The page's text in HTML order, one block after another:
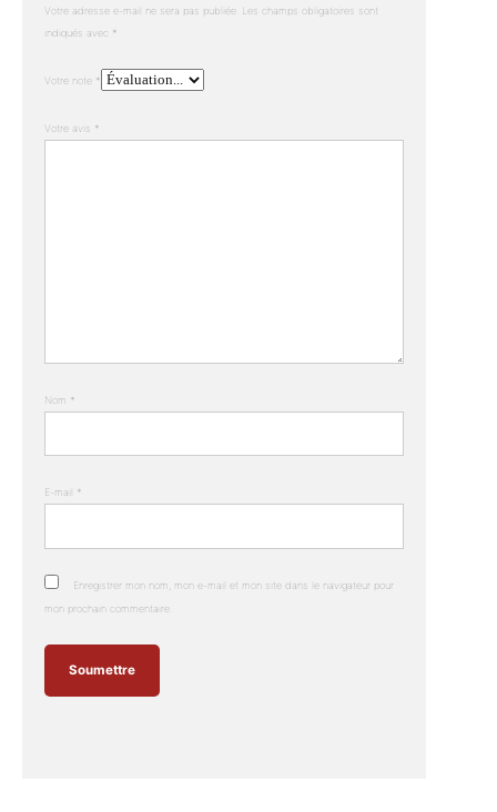
Votre adresse e-mail ne sera pas publiée. Les champs obligatoires sont
indiqués avec *
Votre note *
Votre avis *
Nom *
E-mail *
Enregistrer mon nom, mon e-mail et mon site dans le navigateur pour
mon prochain commentaire.